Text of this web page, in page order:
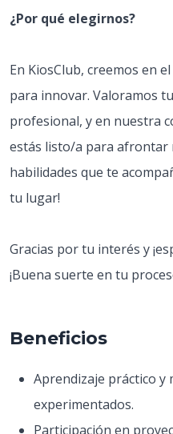
¿Por qué elegirnos?
En KiosClub, creemos en
para innovar. Valoramos
profesional, y en nuestra
estás listo/a para afrontar
habilidades que te
tu lugar!
Gracias por tu interés y
¡Buena suerte en tu
Beneficios
Aprendizaje práctico
experimentados.
Participación en